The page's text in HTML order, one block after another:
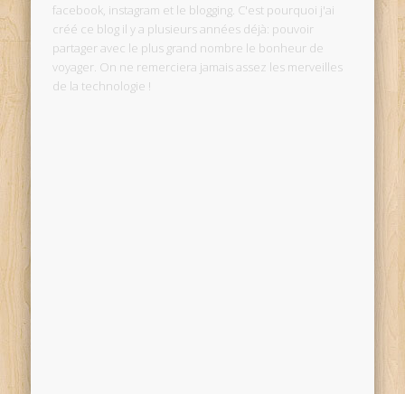
facebook, instagram et le blogging. C'est pourquoi j'ai
créé ce blog il y a plusieurs années déjà: pouvoir
partager avec le plus grand nombre le bonheur de
voyager. On ne remerciera jamais assez les merveilles
de la technologie !